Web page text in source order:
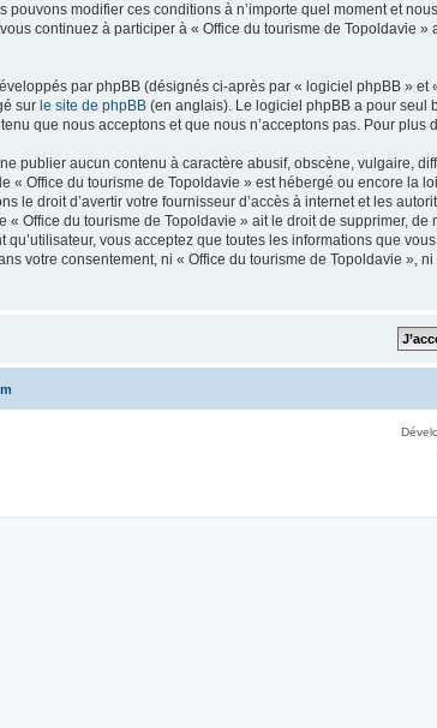
pouvons modifier ces conditions à n’importe quel moment et
continuez à participer à « Office du tourisme de Topoldavie
par phpBB (désignés ci-après par « logiciel phpBB »
sur le site de phpBB (en anglais). Le logiciel phpBB a pour seul
que nous acceptons et que nous n’acceptons pas. Pour plus
publier aucun contenu à caractère abusif, obscène, vulgaire,
« Office du tourisme de Topoldavie » est hébergé ou encore la
le droit d’avertir votre fournisseur d’accès à internet et les
« Office du tourisme de Topoldavie » ait le droit de supprimer,
qu’utilisateur, vous acceptez que toutes les informations que
votre consentement, ni « Office du tourisme de Topoldavie »,